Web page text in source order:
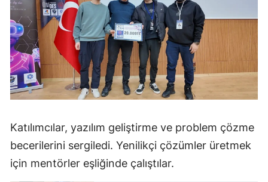
Katılımcılar, yazılım geliştirme ve problem çözme
becerilerini sergiledi. Yenilikçi çözümler üretmek
için mentörler eşliğinde çalıştılar.